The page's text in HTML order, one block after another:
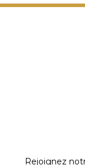
Rejoignez